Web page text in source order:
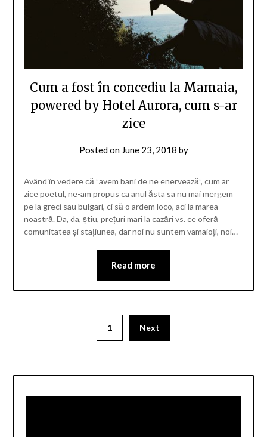
Cum a fost în concediu la Mamaia,
powered by Hotel Aurora, cum s-ar
zice
Posted on June 23, 2018 by
Având în vedere că ”avem bani de ne enervează”, cum ar
zice poetul, ne-am propus ca anul ăsta sa nu mai mergem
pe la greci sau bulgari, ci să o ardem loco, aci la marea
noastră. Da, da, știu, prețuri mari la cazări vs. ce oferă
comunitatea și stațiunea, dar noi nu suntem vamaioți, noi…
Read more
1 Next